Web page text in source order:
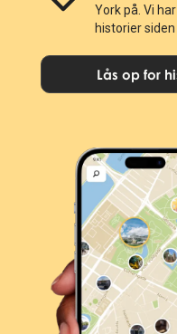
York på. Vi
historier siden
Lås op for